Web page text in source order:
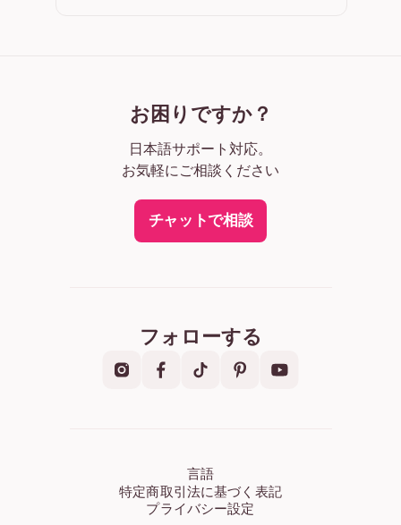
お困りですか？
日本語サポート対応。
お気軽にご相談ください
チャットで相談
フォローする
言語
特定商取引法に基づく表記
プライバシー設定